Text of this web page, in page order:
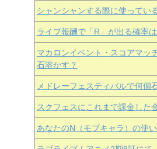
シャンシャンする際に使ってい
ライブ報酬で「R」が出る確率は
マカロンイベント・スコアマッ
石溶かす？
メドレーフェスティバルで何個
スクフェスにこれまで課金した
あなたのN（モブキャラ）の使